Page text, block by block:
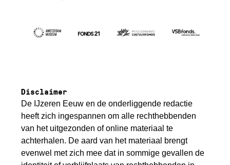
Disclaimer
De IJzeren Eeuw en de onderliggende redactie
heeft zich ingespannen om alle rechthebbenden
van het uitgezonden of online materiaal te
achterhalen. De aard van het materiaal brengt
evenwel met zich mee dat in sommige gevallen de